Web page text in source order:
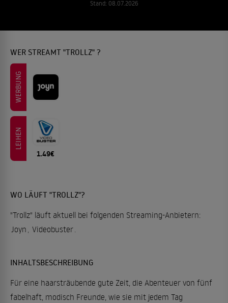
Stand: 08.07.2026
WER STREAMT "TROLLZ" ?
WERBUNG
LEIHEN
1.49€
WO LÄUFT "TROLLZ"?
"Trollz" läuft aktuell bei folgenden Streaming-Anbietern:
Joyn , Videobuster.
INHALTSBESCHREIBUNG
Für eine haarsträubende gute Zeit, die Abenteuer von fünf
fabelhaft, modisch Freunde, wie sie mit jedem Tag